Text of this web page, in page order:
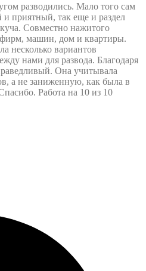
разводились. Мало того сам
приятный, так еще и раздел
Совместно нажитого
фирм, машин, дом и квартиры.
несколько вариантов
нами для развода. Благодаря
Она учитывала
а не заниженную, как была в
Работа на 10 из 10